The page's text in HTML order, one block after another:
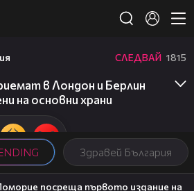
Здравей България
СЛЕДВАЙ 1815
в Лондон и Берлин
на основни храни
посреща първото издание на